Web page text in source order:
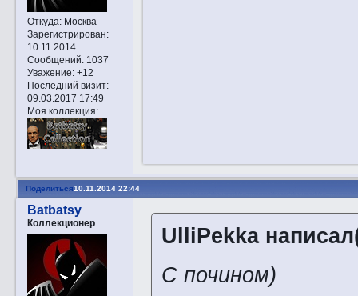
Откуда:Москва
Зарегистрирован:
10.11.2014
Сообщений:1037
Уважение: +12
Последний визит:
09.03.2017 17:49
Моя коллекция:
Поделиться10.11.2014 22:44
Batbatsy
Коллекционер
UlliPekka
С почином)